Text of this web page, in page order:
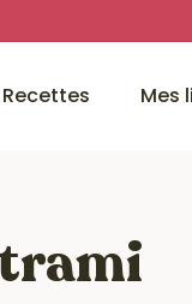
Recettes Mes